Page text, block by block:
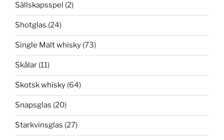
Sällskapsspel (2)
Shotglas (24)
Single Malt whisky (73)
Skålar (11)
Skotsk whisky (64)
Snapsglas (20)
Starkvinsglas (27)